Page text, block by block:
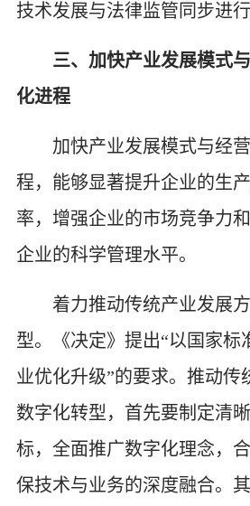
技术发展与法律监管同步进行
三、加快产业发展模式与
化进程
加快产业发展模式与经营
程，能够显著提升企业的生
率，增强企业的市场竞争力
企业的科学管理水平。
着力推动传统产业发展方
型。《决定》提出“以国家标
业优化升级”的要求。推动传
数字化转型，首先要制定清
标，全面推广数字化理念，
保技术与业务的深度融合。